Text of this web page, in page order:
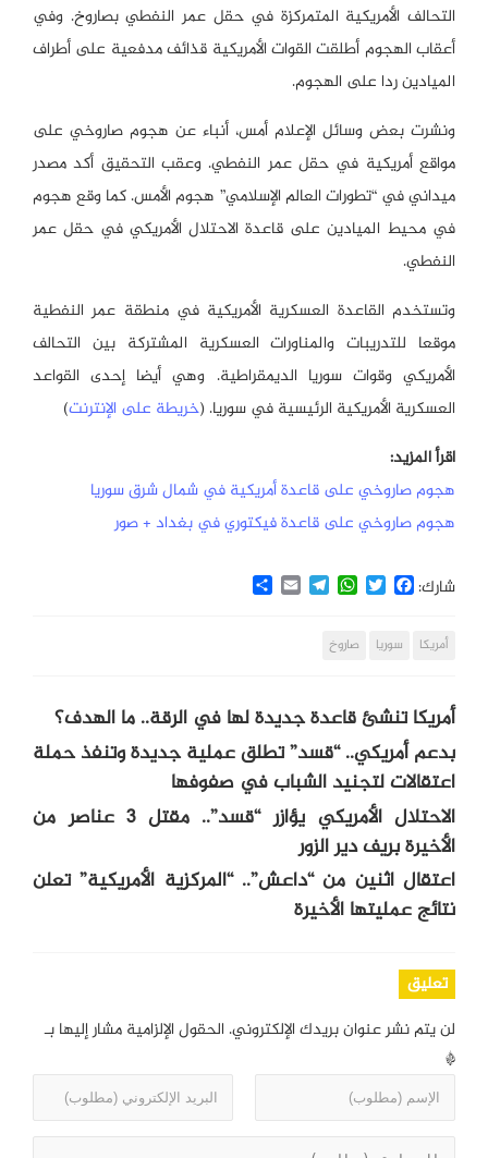
التحالف الأمريكية المتمركزة في حقل عمر النفطي بصاروخ. وفي
أعقاب الهجوم أطلقت القوات الأمريكية قذائف مدفعية على أطراف
الميادين ردا على الهجوم.
ونشرت بعض وسائل الإعلام أمس، أنباء عن هجوم صاروخي على
مواقع أمريكية في حقل عمر النفطي. وعقب التحقيق أكد مصدر
ميداني في “تطورات العالم الإسلامي” هجوم الأمس. كما وقع هجوم
في محيط الميادين على قاعدة الاحتلال الأمريكي في حقل عمر
النفطي.
وتستخدم القاعدة العسكرية الأمريكية في منطقة عمر النفطية
موقعا للتدريبات والمناورات العسكرية المشتركة بين التحالف
الأمريكي وقوات سوريا الديمقراطية. وهي أيضا إحدى القواعد
العسكرية الأمريكية الرئيسية في سوريا. (خريطة على الإنترنت)
اقرأ المزيد:
هجوم صاروخي على قاعدة أمريكية في شمال شرق سوريا
هجوم صاروخي على قاعدة فيكتوري في بغداد + صور
شارك: Facebook
Twitter
WhatsApp
Telegram
Email
Share
أمريكا سوريا صاروخ
أمريكا تنشئ قاعدة جديدة لها في الرقة.. ما الهدف؟
بدعم أمريكي.. “قسد” تطلق عملية جديدة وتنفذ حملة
اعتقالات لتجنيد الشباب في صفوفها
الاحتلال الأمريكي يؤازر “قسد”.. مقتل 3 عناصر من
الأخيرة بريف دير الزور
اعتقال اثنين من “داعش”.. “المركزية الأمريكية” تعلن
نتائج عمليتها الأخيرة
تعليق
لن يتم نشر عنوان بريدك الإلكتروني. الحقول الإلزامية مشار إليها بـ
*